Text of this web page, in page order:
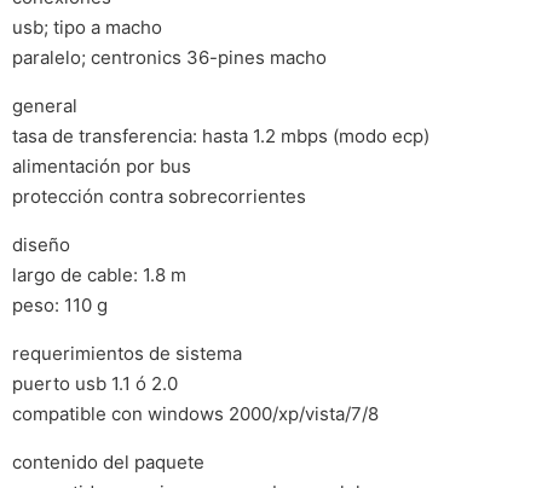
usb; tipo a macho
paralelo; centronics 36-pines macho
general
tasa de transferencia: hasta 1.2 mbps (modo ecp)
alimentación por bus
protección contra sobrecorrientes
diseño
largo de cable: 1.8 m
peso: 110 g
requerimientos de sistema
puerto usb 1.1 ó 2.0
compatible con windows 2000/xp/vista/7/8
contenido del paquete